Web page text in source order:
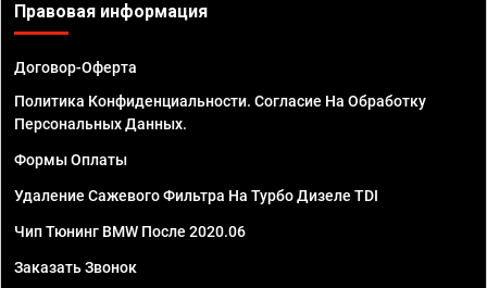
Правовая информация
Договор-Оферта
Политика Конфиденциальности. Согласие На Обработку
Персональных Данных.
Формы Оплаты
Удаление Сажевого Фильтра На Турбо Дизеле TDI
Чип Тюнинг BMW После 2020.06
Заказать Звонок